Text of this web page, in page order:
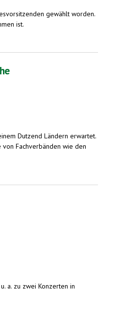
gewählt worden.
ist.
Dutzend Ländern erwartet.
von Fachverbänden wie den
a. zu zwei Konzerten in